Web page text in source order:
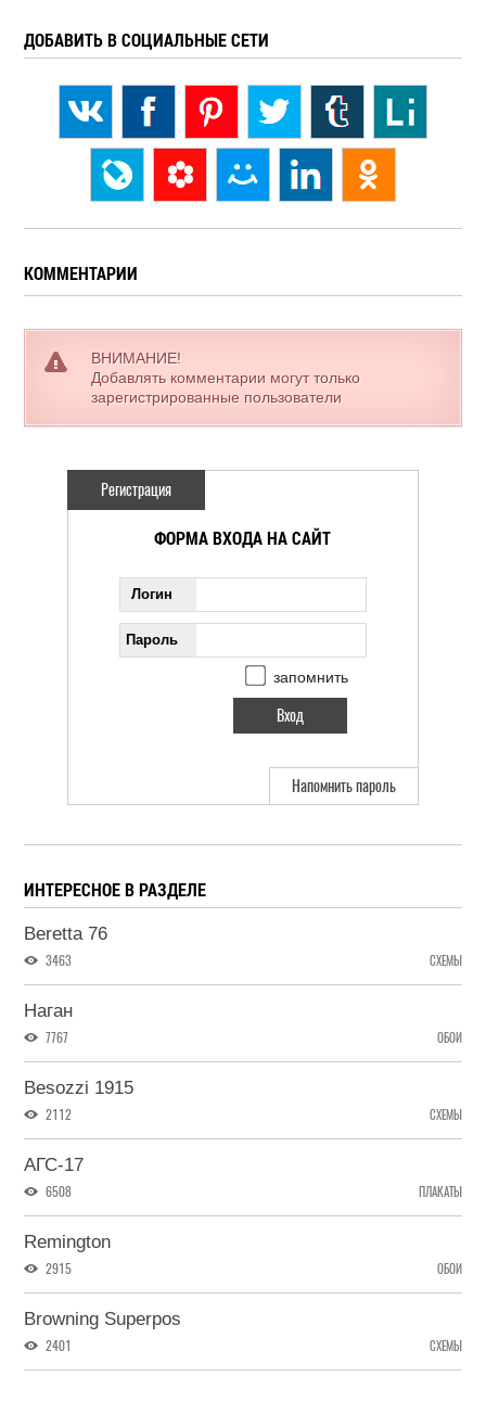
ДОБАВИТЬ В СОЦИАЛЬНЫЕ СЕТИ
КОММЕНТАРИИ
ВНИМАНИЕ!
Добавлять комментарии могут только
зарегистрированные пользователи
Регистрация
ФОРМА ВХОДА НА САЙТ
Логин
Пароль
запомнить
Напомнить пароль
ИНТЕРЕСНОЕ В РАЗДЕЛЕ
Beretta 76
3463 СХЕМЫ
Наган
7767 ОБОИ
Besozzi 1915
2112 СХЕМЫ
АГС-17
6508 ПЛАКАТЫ
Remington
2915 ОБОИ
Browning Superpos
2401 СХЕМЫ